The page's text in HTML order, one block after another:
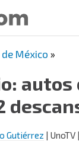
de México »
Gutiérrez | UnoTV